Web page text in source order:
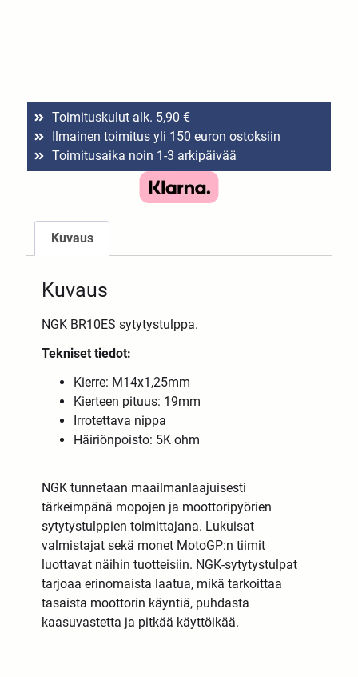
Toimituskulut alk. 5,90 €
Ilmainen toimitus yli 150 euron ostoksiin
Toimitusaika noin 1-3 arkipäivää
Kuvaus
Kuvaus
NGK BR10ES sytytystulppa.
Tekniset tiedot:
Kierre: M14x1,25mm
Kierteen pituus: 19mm
Irrotettava nippa
Häiriönpoisto: 5K ohm
NGK tunnetaan maailmanlaajuisesti
tärkeimpänä mopojen ja moottoripyörien
sytytystulppien toimittajana. Lukuisat
valmistajat sekä monet MotoGP:n tiimit
luottavat näihin tuotteisiin. NGK-sytytystulpat
tarjoaa erinomaista laatua, mikä tarkoittaa
tasaista moottorin käyntiä, puhdasta
kaasuvastetta ja pitkää käyttöikää.